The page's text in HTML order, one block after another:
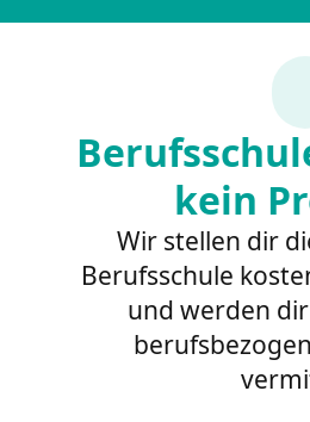
kein
Wir stellen dir
Berufsschule
und werden